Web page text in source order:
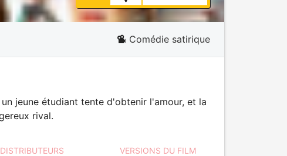
Comédie satirique
jeune étudiant tente d'obtenir l'amour, et la
rival.
DISTRIBUTEURS VERSIONS DU FILM